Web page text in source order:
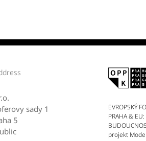
sady 1
5
EVROPSKÝ
PRAHA &
projekt